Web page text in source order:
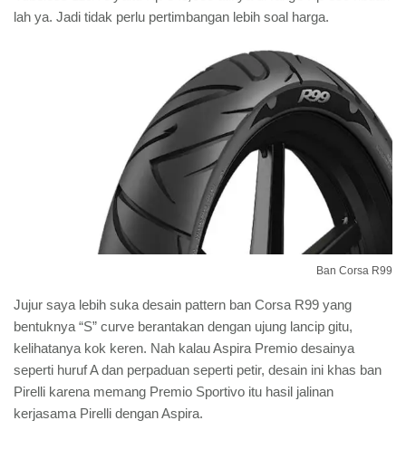
lah ya. Jadi tidak perlu pertimbangan lebih soal harga.
Ban Corsa R99
Jujur saya lebih suka desain pattern ban Corsa R99 yang
bentuknya “S” curve berantakan dengan ujung lancip gitu,
kelihatanya kok keren. Nah kalau Aspira Premio desainya
seperti huruf A dan perpaduan seperti petir, desain ini khas ban
Pirelli karena memang Premio Sportivo itu hasil jalinan
kerjasama Pirelli dengan Aspira.